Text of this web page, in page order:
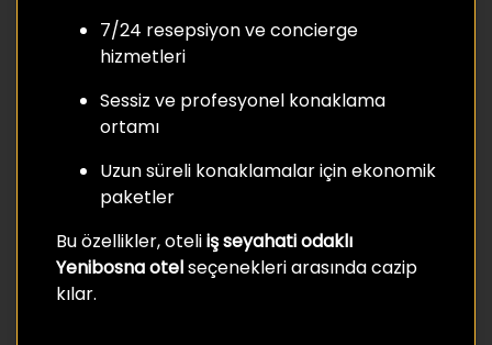
7/24 resepsiyon ve concierge
hizmetleri
Sessiz ve profesyonel konaklama
ortamı
Uzun süreli konaklamalar için ekonomik
paketler
Bu özellikler, oteliiş seyahati odaklı
Yenibosna otelseçenekleri arasında cazip
kılar.